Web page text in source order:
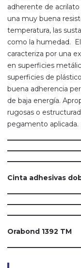
adherente de
una muy buena
temperatura, las
como la humedad.
caracteriza por una
en superficies
superficies de
buena adherencia
de baja energía.
rugosas o
pegamento aplicada.
Cinta adhesivas
Orabond 1392 TM